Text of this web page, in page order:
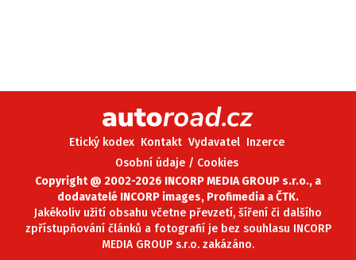
Etický kodex Kontakt Vydavatel Inzerce
Osobní údaje / Cookies
Copyright @ 2002-2026 INCORP MEDIA GROUP s.r.o., a
dodavatelé INCORP images, Profimedia a ČTK.
Jakékoliv užití obsahu včetne převzetí, šíření či dalšího
zpřístupňování článků a fotografií je bez souhlasu INCORP
MEDIA GROUP s.r.o. zakázáno.